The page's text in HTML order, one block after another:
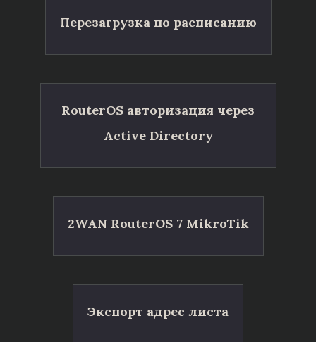
Перезагрузка по расписанию
RouterOS авторизация через
Active Directory
2WAN RouterOS 7 MikroTik
Экспорт адрес листа